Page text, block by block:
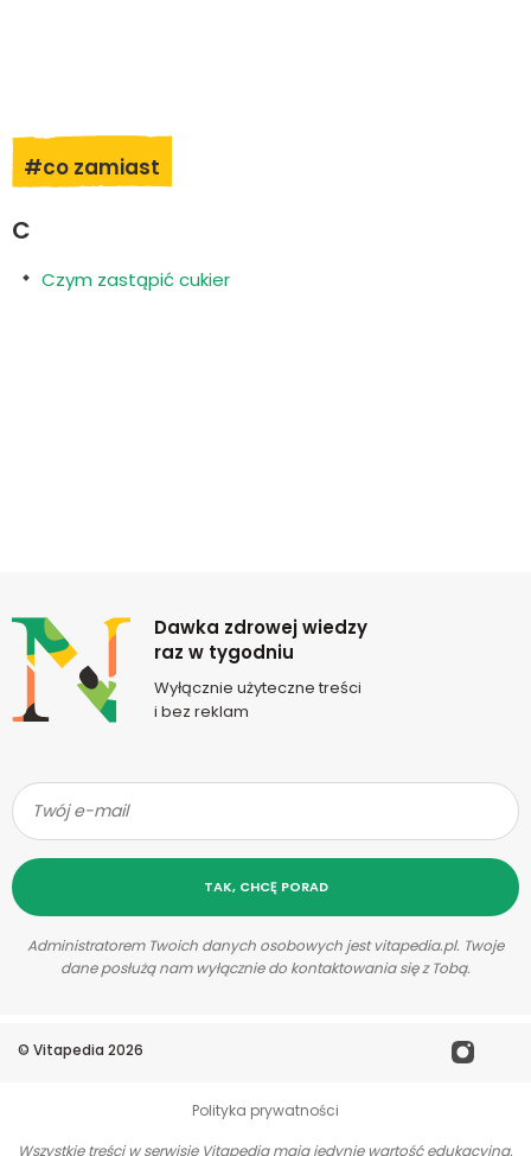
#co zamiast
C
Czym zastąpić cukier
Dawka zdrowej wiedzy
raz w tygodniu
Wyłącznie użyteczne treści
i bez reklam
TAK, CHCĘ PORAD
Administratorem Twoich danych osobowych jest vitapedia.pl. Twoje
dane posłużą nam wyłącznie do kontaktowania się z Tobą.
© Vitapedia 2026
Polityka prywatności
Wszystkie treści w serwisie Vitapedia mają jedynie wartość edukacyjną.